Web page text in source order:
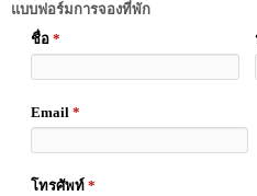
แบบฟอร์มการจองที่พัก
ชื่อ *
Email *
โทรศัพท์ *